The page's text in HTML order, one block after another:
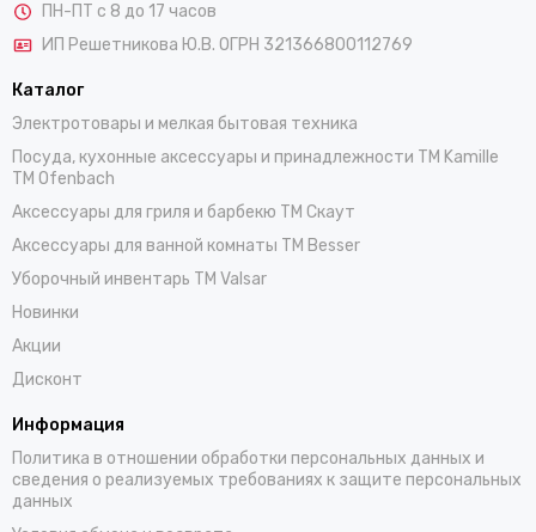
ПН-ПТ с 8 до 17 часов
ИП Решетникова Ю.В. ОГРН 321366800112769
Каталог
Электротовары и мелкая бытовая техника
Посуда, кухонные аксессуары и принадлежности TM Kamille
TM Ofenbach
Аксессуары для гриля и барбекю TM Скаут
Аксессуары для ванной комнаты TM Besser
Уборочный инвентарь TM Valsar
Новинки
Акции
Дисконт
Информация
Политика в отношении обработки персональных данных и
сведения о реализуемых требованиях к защите персональных
данных